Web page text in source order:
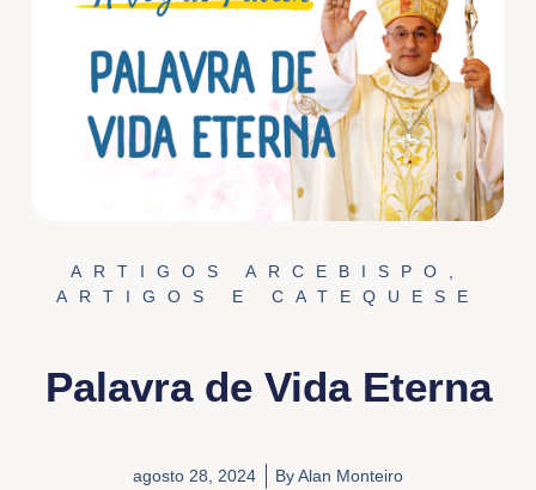
ARTIGOS ARCEBISPO
ARTIGOS E CATEQUESE
Palavra de Vida Eterna
agosto 28, 2024 ByAlan Monteiro